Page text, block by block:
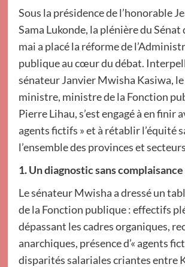
Sous la présidence de l’honorable
Sama Lukonde, la plénière du Sénat
mai a placé la réforme de
publique au cœur du débat.
sénateur Janvier Mwisha Kasiwa,
ministre, ministre de la Fonction
Pierre Lihau, s’est engagé à en finir
agents fictifs » et à rétablir l’équité
l’ensemble des provinces et
1. Un diagnostic sans complaisance
Le sénateur Mwisha a dressé un
de la Fonction publique : effectifs
dépassant les cadres organiques,
anarchiques, présence d’« agents
disparités salariales criantes entre